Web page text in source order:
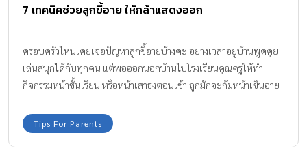
7 เทคนิคช่วยลูกขี้อาย ให้กล้าแสดงออก
ครอบครัวไหนเคยเจอปัญหาลูกขี้อายบ้างคะ อย่างเวลาอยู่บ้านพูดคุย
เล่นสนุกได้กับทุกคน แต่พอออกนอกบ้านไปโรงเรียนคุณครูให้ทำ
กิจกรรมหน้าชั้นเรียน หรือหน้าเสาธงตอนเช้า ลูกมักจะก้มหน้าเขินอาย
ทีมงาน Amarin Baby & Kids มี เทคนิคช่วยลูกขี้อาย ให้กล้าแสดงออก
มาฝากกันค่ะ
Tips For Parents